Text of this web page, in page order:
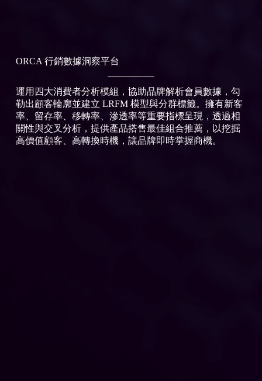
ORCA 行銷數據洞察平台
運用四大消費者分析模組，協助品牌解析會員數據，勾
勒出顧客輪廓並建立 LRFM 模型與分群標籤。擁有新客
率、留存率、移轉率、滲透率等重要指標呈現，透過相
關性與交叉分析，提供產品搭售最佳組合推薦，以挖掘
高價值顧客、高轉換時機，讓品牌即時掌握商機。